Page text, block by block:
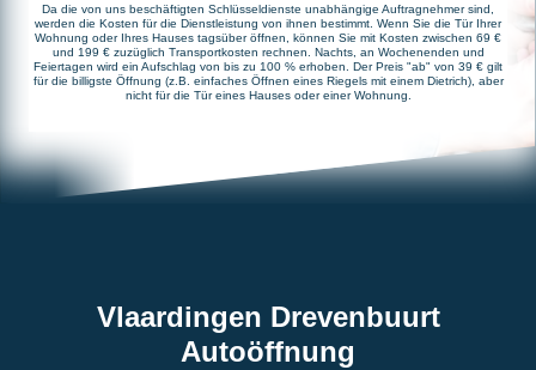
Da die von uns beschäftigten Schlüsseldienste unabhängige Auftragnehmer sind,
werden die Kosten für die Dienstleistung von ihnen bestimmt. Wenn Sie die Tür Ihrer
Wohnung oder Ihres Hauses tagsüber öffnen, können Sie mit Kosten zwischen 69 €
und 199 € zuzüglich Transportkosten rechnen. Nachts, an Wochenenden und
Feiertagen wird ein Aufschlag von bis zu 100 % erhoben. Der Preis "ab" von 39 € gilt
für die billigste Öffnung (z.B. einfaches Öffnen eines Riegels mit einem Dietrich), aber
nicht für die Tür eines Hauses oder einer Wohnung.
Vlaardingen Drevenbuurt
Autoöffnung